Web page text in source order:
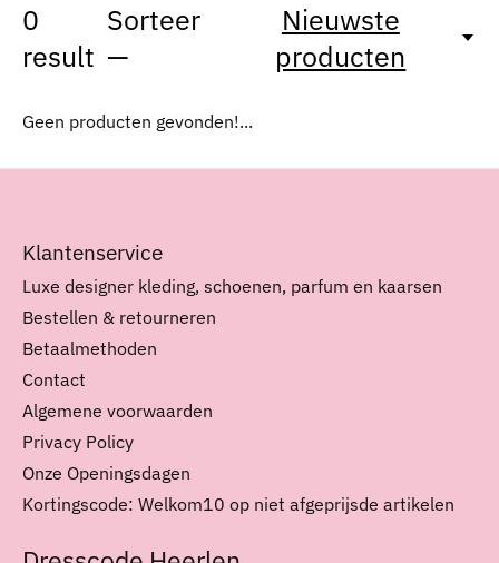
0
result
Sorteer
—
Nieuwste
producten
Geen producten gevonden!...
Klantenservice
Luxe designer kleding, schoenen, parfum en kaarsen
Bestellen & retourneren
Betaalmethoden
Contact
Algemene voorwaarden
Privacy Policy
Onze Openingsdagen
Kortingscode: Welkom10 op niet afgeprijsde artikelen